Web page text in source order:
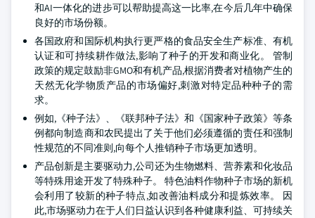
和AI一体化的进步可以帮助提高这一比率,在今后几年中确保
良好的市场份额。
各国政府和国际机构执行更严格的食品安全生产标准、有机
认证和可持续耕作做法,影响了种子的开发和商业化。 管制
政策的规定鼓励非GMO和有机产品,根据消费者对植物产生的
天然无化学物质产品的市场偏好,刺激对特定品种种子的需
求。
例如,《种子法》、《联邦种子法》和《国家种子政策》等条
例都向制造商和农民提出了关于他们必须遵循的责任和强制
性规范的不同准则,向每个人推销种子市场更加透明。
产品创新是主要驱动力,公司还为生物燃料、营养素和化妆品
等特殊用途开发了特殊种子。 特色油料作物种子市场的新机
会利用了较新的种子特点,如改善油料成分和提炼效率。 因
此,市场驱动力在于人们日益认识到各种健康利益、可持续关